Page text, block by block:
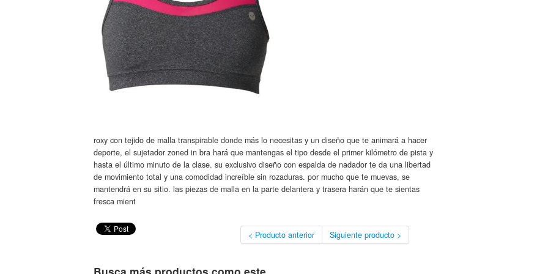
roxy con tejido de malla transpirable donde más lo necesitas y un diseño que te animará a hacer
deporte, el sujetador zoned in bra hará que mantengas el tipo desde el primer kilómetro de pista y
hasta el último minuto de la clase. su exclusivo diseño con espalda de nadador te da una libertad
de movimiento total y una comodidad increíble sin rozaduras. por mucho que te muevas, se
mantendrá en su sitio. las piezas de malla en la parte delantera y trasera harán que te sientas
fresca mient
< Producto anterior Siguiente producto >